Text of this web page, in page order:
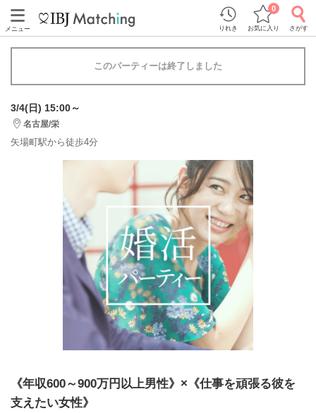
メニュー りれき お気に入り
0
さがす
このパーティーは終了しました
3/4(日) 15:00～
名古屋/栄
矢場町駅から徒歩4分
《年収600～900万円以上男性》×《仕事を頑張る彼を
支えたい女性》